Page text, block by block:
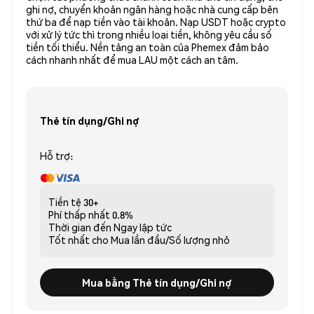
ghi nợ, chuyển khoản ngân hàng hoặc nhà cung cấp bên
thứ ba để nạp tiền vào tài khoản. Nạp USDT hoặc crypto
với xử lý tức thì trong nhiều loại tiền, không yêu cầu số
tiền tối thiểu. Nền tảng an toàn của Phemex đảm bảo
cách nhanh nhất để mua LAU một cách an tâm.
Thẻ tín dụng/Ghi nợ
Hỗ trợ:
Tiền tệ 30+
Phí thấp nhất 0.8%
Thời gian đến Ngay lập tức
Tốt nhất cho Mua lần đầu/Số lượng nhỏ
Mua bằng Thẻ tín dụng/Ghi nợ